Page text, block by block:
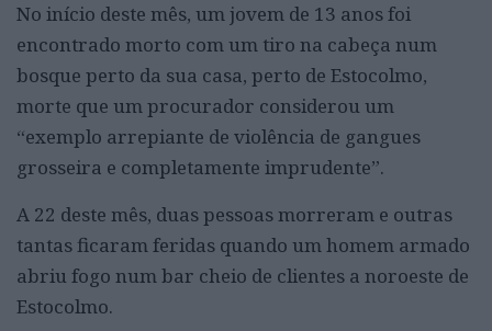
No início deste mês, um jovem de 13 anos foi
encontrado morto com um tiro na cabeça num
bosque perto da sua casa, perto de Estocolmo,
morte que um procurador considerou um
“exemplo arrepiante de violência de gangues
grosseira e completamente imprudente”.
A 22 deste mês, duas pessoas morreram e outras
tantas ficaram feridas quando um homem armado
abriu fogo num bar cheio de clientes a noroeste de
Estocolmo.